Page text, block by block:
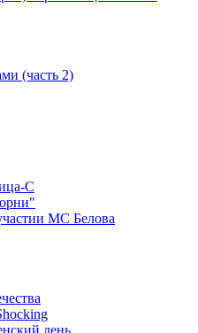
(часть 2)
С
МС Белова
день